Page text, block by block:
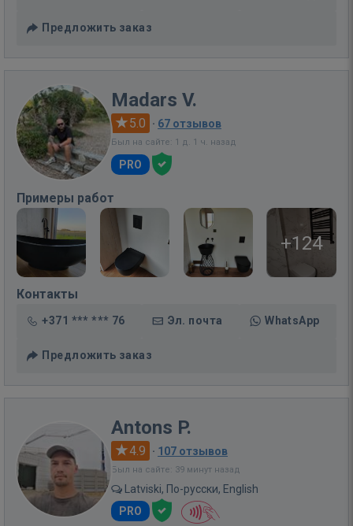
Предложить заказ
Madars V.
5.0 · 67 отзывов
Был на сайте: 1 д. 1 ч. назад
PRO
Примеры работ
+124
Контакты
+371 *** *** 76 Эл. почта WhatsApp
Предложить заказ
Antons P.
4.9 · 107 отзывов
Был на сайте: 39 минут назад
Latviski, По-русски, English
PRO